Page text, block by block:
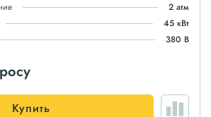
2 атм
45 кВт
380 В
Купить